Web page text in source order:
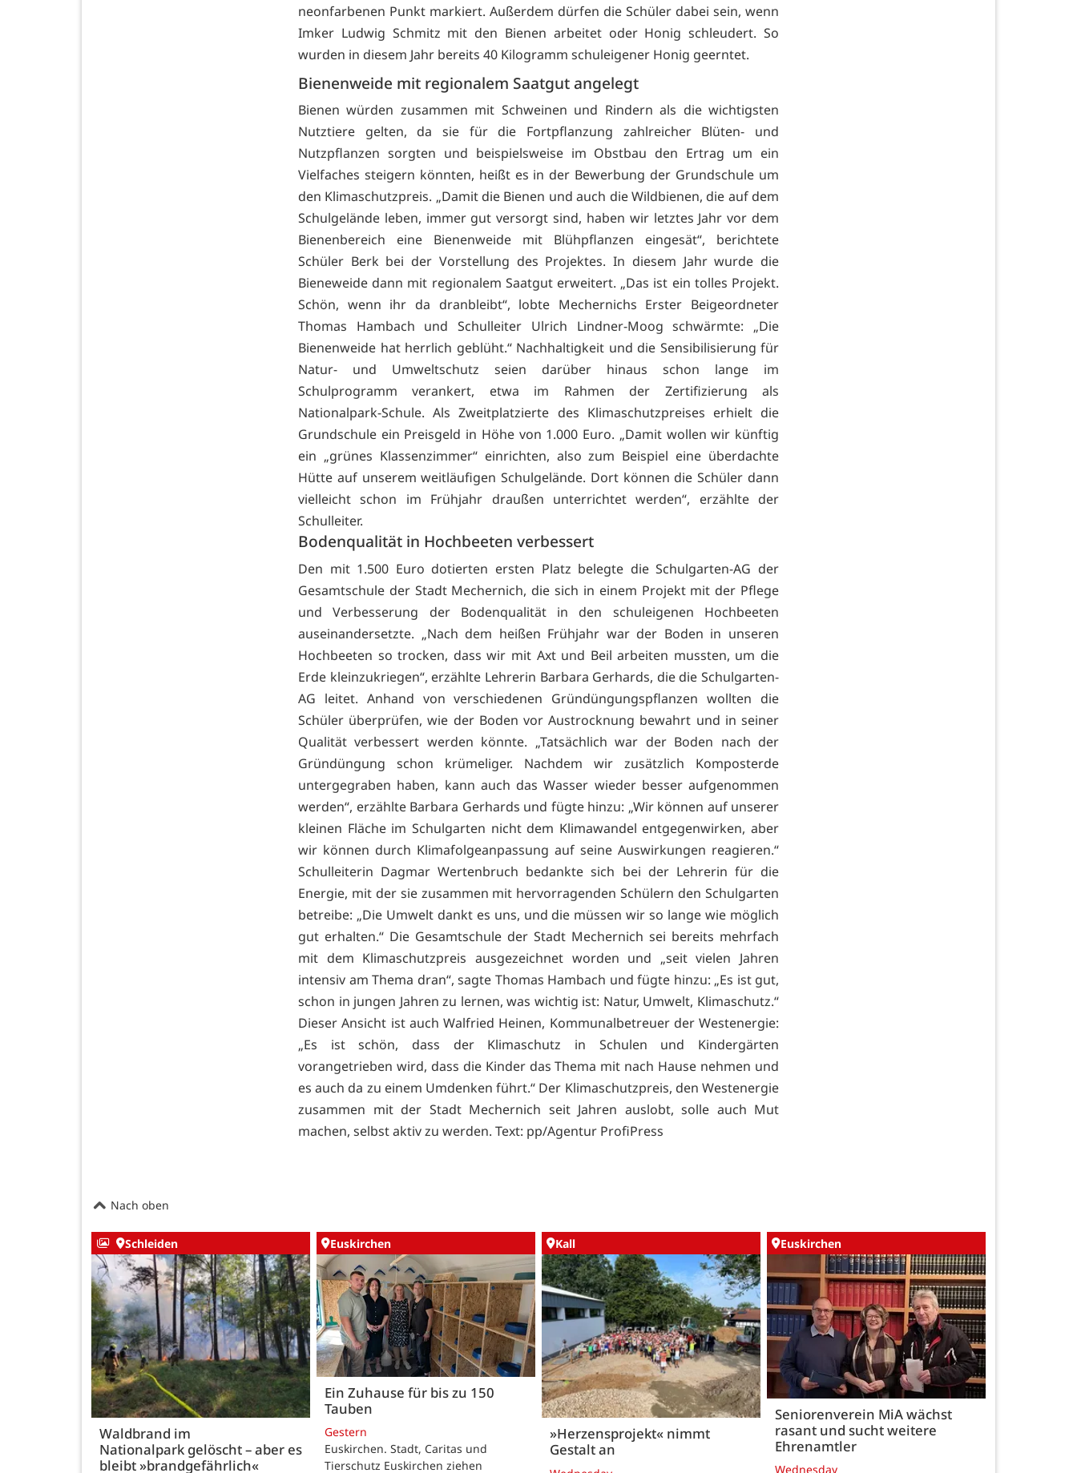
neonfarbenen Punkt markiert. Außerdem dürfen die Schüler dabei sein, wenn
Imker Ludwig Schmitz mit den Bienen arbeitet oder Honig schleudert. So
wurden in diesem Jahr bereits 40 Kilogramm schuleigener Honig geerntet.
Bienenweide mit regionalem Saatgut angelegt
Bienen würden zusammen mit Schweinen und Rindern als die wichtigsten
Nutztiere gelten, da sie für die Fortpflanzung zahlreicher Blüten- und
Nutzpflanzen sorgten und beispielsweise im Obstbau den Ertrag um ein
Vielfaches steigern könnten, heißt es in der Bewerbung der Grundschule um
den Klimaschutzpreis. „Damit die Bienen und auch die Wildbienen, die auf dem
Schulgelände leben, immer gut versorgt sind, haben wir letztes Jahr vor dem
Bienenbereich eine Bienenweide mit Blühpflanzen eingesät“, berichtete
Schüler Berk bei der Vorstellung des Projektes. In diesem Jahr wurde die
Bieneweide dann mit regionalem Saatgut erweitert. „Das ist ein tolles Projekt.
Schön, wenn ihr da dranbleibt“, lobte Mechernichs Erster Beigeordneter
Thomas Hambach und Schulleiter Ulrich Lindner-Moog schwärmte: „Die
Bienenweide hat herrlich geblüht.“ Nachhaltigkeit und die Sensibilisierung für
Natur- und Umweltschutz seien darüber hinaus schon lange im
Schulprogramm verankert, etwa im Rahmen der Zertifizierung als
Nationalpark-Schule. Als Zweitplatzierte des Klimaschutzpreises erhielt die
Grundschule ein Preisgeld in Höhe von 1.000 Euro. „Damit wollen wir künftig
ein „grünes Klassenzimmer“ einrichten, also zum Beispiel eine überdachte
Hütte auf unserem weitläufigen Schulgelände. Dort können die Schüler dann
vielleicht schon im Frühjahr draußen unterrichtet werden“, erzählte der
Schulleiter.
Bodenqualität in Hochbeeten verbessert
Den mit 1.500 Euro dotierten ersten Platz belegte die Schulgarten-AG der
Gesamtschule der Stadt Mechernich, die sich in einem Projekt mit der Pflege
und Verbesserung der Bodenqualität in den schuleigenen Hochbeeten
auseinandersetzte. „Nach dem heißen Frühjahr war der Boden in unseren
Hochbeeten so trocken, dass wir mit Axt und Beil arbeiten mussten, um die
Erde kleinzukriegen“, erzählte Lehrerin Barbara Gerhards, die die Schulgarten-
AG leitet. Anhand von verschiedenen Gründüngungspflanzen wollten die
Schüler überprüfen, wie der Boden vor Austrocknung bewahrt und in seiner
Qualität verbessert werden könnte. „Tatsächlich war der Boden nach der
Gründüngung schon krümeliger. Nachdem wir zusätzlich Komposterde
untergegraben haben, kann auch das Wasser wieder besser aufgenommen
werden“, erzählte Barbara Gerhards und fügte hinzu: „Wir können auf unserer
kleinen Fläche im Schulgarten nicht dem Klimawandel entgegenwirken, aber
wir können durch Klimafolgeanpassung auf seine Auswirkungen reagieren.“
Schulleiterin Dagmar Wertenbruch bedankte sich bei der Lehrerin für die
Energie, mit der sie zusammen mit hervorragenden Schülern den Schulgarten
betreibe: „Die Umwelt dankt es uns, und die müssen wir so lange wie möglich
gut erhalten.“ Die Gesamtschule der Stadt Mechernich sei bereits mehrfach
mit dem Klimaschutzpreis ausgezeichnet worden und „seit vielen Jahren
intensiv am Thema dran“, sagte Thomas Hambach und fügte hinzu: „Es ist gut,
schon in jungen Jahren zu lernen, was wichtig ist: Natur, Umwelt, Klimaschutz.“
Dieser Ansicht ist auch Walfried Heinen, Kommunalbetreuer der Westenergie:
„Es ist schön, dass der Klimaschutz in Schulen und Kindergärten
vorangetrieben wird, dass die Kinder das Thema mit nach Hause nehmen und
es auch da zu einem Umdenken führt.“ Der Klimaschutzpreis, den Westenergie
zusammen mit der Stadt Mechernich seit Jahren auslobt, solle auch Mut
machen, selbst aktiv zu werden. Text: pp/Agentur ProfiPress
Nach oben
Schleiden
Waldbrand im
Nationalpark gelöscht – aber es
bleibt »brandgefährlich«
Euskirchen
Ein Zuhause für bis zu 150
Tauben
Gestern
Euskirchen. Stadt, Caritas und
Tierschutz Euskirchen ziehen
Kall
»Herzensprojekt« nimmt
Gestalt an
Euskirchen
Seniorenverein MiA wächst
rasant und sucht weitere
Ehrenamtler
Wednesday